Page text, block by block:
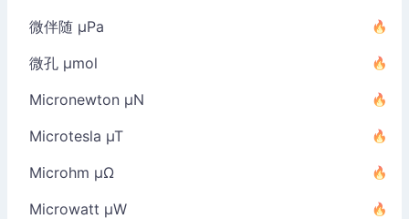
微伴随 µPa
微孔 µmol
Micronewton µN
Microtesla µT
Microhm µΩ
Microwatt µW